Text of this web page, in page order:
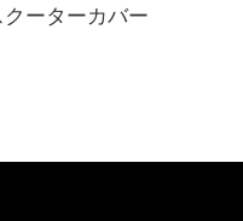
クーターカバー